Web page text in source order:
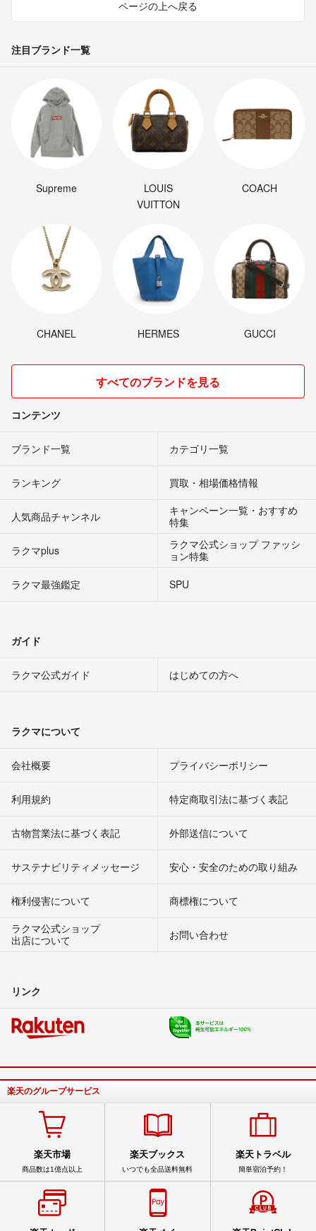
ページの上へ戻る
注目ブランド一覧
Supreme
LOUIS
VUITTON
COACH
CHANEL HERMES GUCCI
すべてのブランドを見る
コンテンツ
ブランド一覧 カテゴリ一覧
ランキング 買取・相場価格情報
人気商品チャンネル
キャンペーン一覧・おすすめ
特集
ラクマplus
ラクマ公式ショップ ファッシ
ョン特集
ラクマ最強鑑定
SPU
ガイド
ラクマ公式ガイド はじめての方へ
ラクマについて
会社概要 プライバシーポリシー
利用規約 特定商取引法に基づく表記
古物営業法に基づく表記 外部送信について
サステナビリティメッセージ 安心・安全のための取り組み
権利侵害について
商標権について
ラクマ公式ショップ
出店について
お問い合わせ
リンク
楽天のグループサービス
楽天市場
商品数は1億点以上
楽天ブックス
いつでも全品送料無料
楽天トラベル
簡単宿泊予約！